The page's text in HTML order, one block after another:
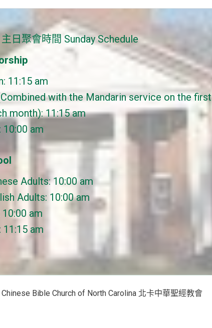
主日聚會時間 Sunday Schedule
11:15 am
with the Mandarin service on the first
month): 11:15 am
10:00 am
Adults: 10:00 am
Adults: 10:00 am
am
11:15 am
Bible Church of North Carolina 北卡中華聖經教會